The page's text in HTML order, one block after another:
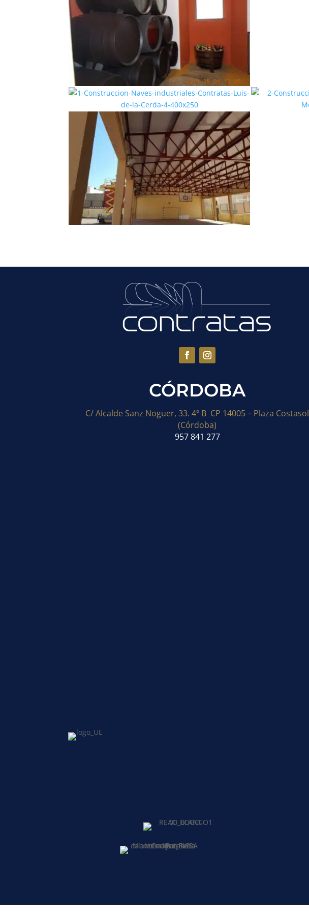
CÓRDOBA
C/ Alcalde Sanz Noguer, 33. 4º B CP 14005 – Plaza Costasol
(Córdoba)
957 841 277